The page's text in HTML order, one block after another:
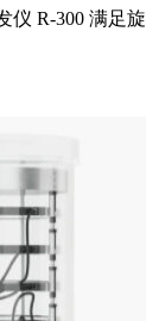
R-300 满